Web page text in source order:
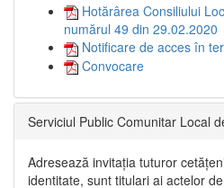
Hotărârea Consiliului
numărul 49 din 29.02.2020
Notificare de acces în
Convocare
Serviciul Public Comunitar Local
Adresează invitația tuturor
identitate, sunt titulari ai actelor